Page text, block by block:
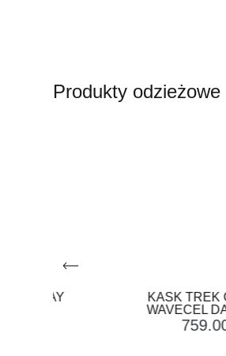
Produkty odzieżowe
KASK TREK CIRCUIT
WAVECEL DAINTREE
zł